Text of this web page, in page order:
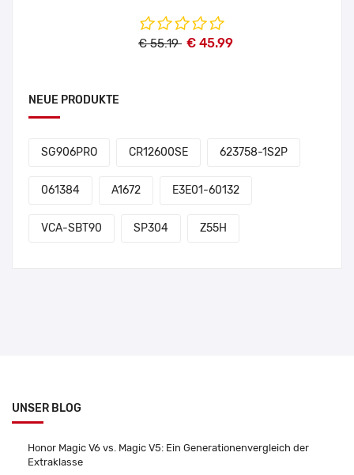
€ 55.19 € 45.99
NEUE PRODUKTE
SG906PRO CR12600SE 623758-1S2P
061384 A1672 E3E01-60132
VCA-SBT90 SP304 Z55H
UNSER BLOG
Honor Magic V6 vs. Magic V5: Ein Generationenvergleich der
Extraklasse